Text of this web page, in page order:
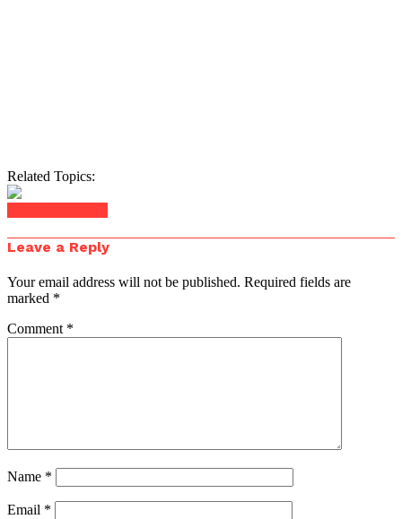
Related Topics:
Leave a Reply
Your email address will not be published. Required fields are
marked *
Comment *
Name *
Email *